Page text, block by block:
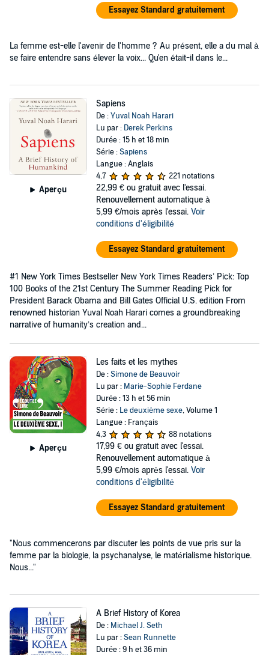
Essayez Standard gratuitement
La femme est-elle l'avenir de l'homme ? Au présent, elle a du mal à
se faire entendre sans élever la voix... Qu'en était-il dans le...
Aperçu
Sapiens
De :Yuval Noah Harari
Lu par : Derek Perkins
Durée : 15 h et 18 min
Série :Sapiens
Langue : Anglais
4,7
221 notations
22,99 € ou gratuit avec l'essai.
Renouvellement automatique à
5,99 €/mois après l'essai. Voir
conditions d'éligibilité
Essayez Standard gratuitement
#1 New York Times Bestseller New York Times Readers’ Pick: Top
100 Books of the 21st Century The Summer Reading Pick for
President Barack Obama and Bill Gates Official U.S. edition From
renowned historian Yuval Noah Harari comes a groundbreaking
narrative of humanity’s creation and...
Aperçu
Les faits et les mythes
De :Simone de Beauvoir
Lu par : Marie-Sophie Ferdane
Durée : 13 h et 56 min
Série : Le deuxième sexe, Volume 1
Langue : Français
4,3
88 notations
17,99 € ou gratuit avec l'essai.
Renouvellement automatique à
5,99 €/mois après l'essai. Voir
conditions d'éligibilité
Essayez Standard gratuitement
"Nous commencerons par discuter les points de vue pris sur la
femme par la biologie, la psychanalyse, le matérialisme historique.
Nous..."
A Brief History of Korea
De : Michael J. Seth
Lu par :Sean Runnette
Durée : 9 h et 36 min